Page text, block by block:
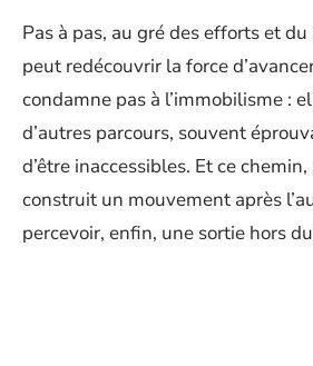
Pas à pas, au gré des efforts et
peut redécouvrir la force
condamne pas à l’immobilisme :
d’autres parcours, souvent
d’être inaccessibles. Et ce
construit un mouvement après
percevoir, enfin, une sortie hors